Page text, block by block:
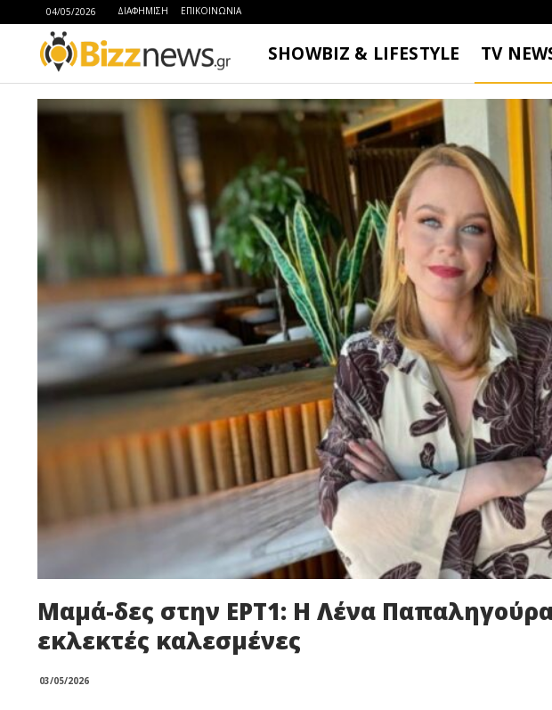
04/05/2026 ΔΙΑΦΗΜΙΣΗ ΕΠΙΚΟΙΝΩΝΙΑ
SHOWBIZ & LIFESTYLE TV
Μαμά-δες στην ΕΡΤ1: Η Λένα
εκλεκτές καλεσμένες
03/05/2026